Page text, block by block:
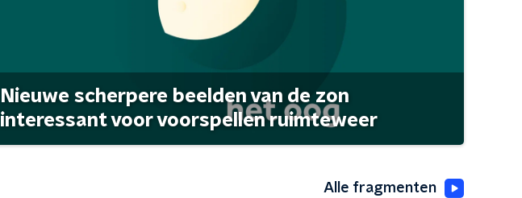
Nieuwe scherpere beelden van de zon
interessant voor voorspellen ruimteweer
Alle fragmenten